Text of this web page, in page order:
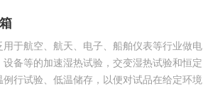
于航空、航天、电子、船舶仪表等行业做电
备等的加速湿热试验，交变湿热试验和恒定
行试验、低温储存，以便对试品在给定环境